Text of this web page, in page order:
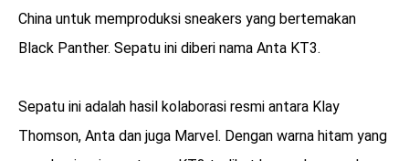
China untuk memproduksi sneakers yang bertemakan
Black Panther. Sepatu ini diberi nama Anta KT3.
Sepatu ini adalah hasil kolaborasi resmi antara Klay
Thomson, Anta dan juga Marvel. Dengan warna hitam yang